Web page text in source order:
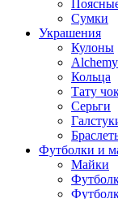
Сумки
Украшения
Кулоны
Кольца
Тату
Серьги
Футболки и
Майки